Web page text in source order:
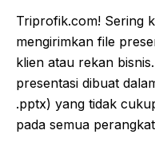
Triprofik.com! Sering
mengirimkan file
klien atau rekan
presentasi dibuat
.pptx) yang tidak
pada semua